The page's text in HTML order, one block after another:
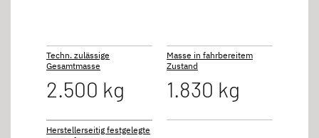
Techn. zulässige
Gesamtmasse
2.500 kg
Masse in fahrbereitem
Zustand
1.830 kg
Herstellerseitig festgelegte